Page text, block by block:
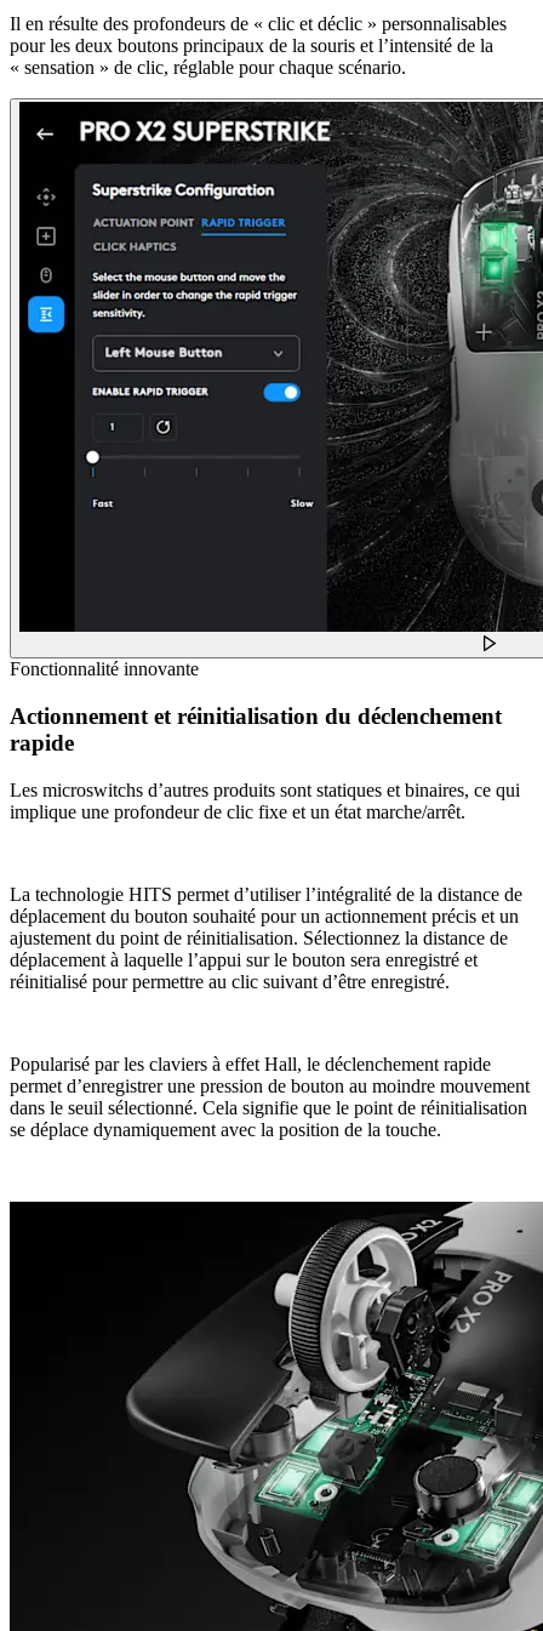
Il en résulte des profondeurs de « clic et déclic » personnalisables
pour les deux boutons principaux de la souris et l’intensité de la
« sensation » de clic, réglable pour chaque scénario.
Fonctionnalité innovante
Actionnement et réinitialisation du déclenchement
rapide
Les microswitchs d’autres produits sont statiques et binaires, ce qui
implique une profondeur de clic fixe et un état marche/arrêt.
La technologie HITS permet d’utiliser l’intégralité de la distance de
déplacement du bouton souhaité pour un actionnement précis et un
ajustement du point de réinitialisation. Sélectionnez la distance de
déplacement à laquelle l’appui sur le bouton sera enregistré et
réinitialisé pour permettre au clic suivant d’être enregistré.
Popularisé par les claviers à effet Hall, le déclenchement rapide
permet d’enregistrer une pression de bouton au moindre mouvement
dans le seuil sélectionné. Cela signifie que le point de réinitialisation
se déplace dynamiquement avec la position de la touche.